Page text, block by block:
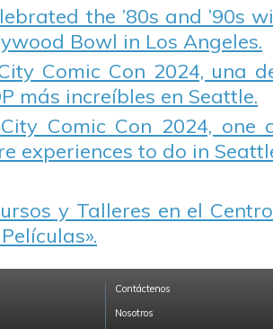
the ’80s and ’90s
Bowl in Los Angeles.
Comic Con 2024, una
más increíbles en Seattle.
Comic Con 2024,
experiences to do in
y Talleres en el
Contáctenos
Nosotros